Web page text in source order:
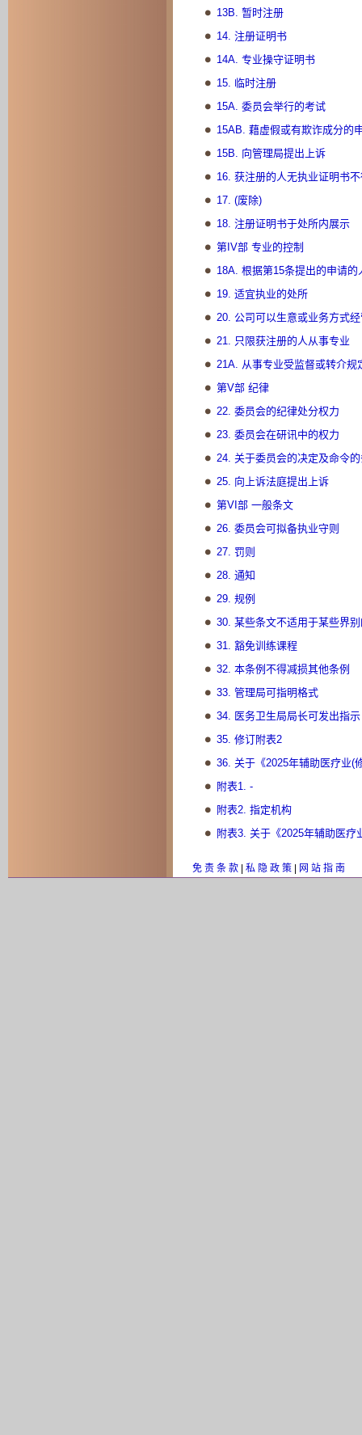
13B. 暂时注册
14. 注册证明书
14A. 专业操守证明书
15. 临时注册
15A. 委员会举行的考试
15AB. 藉虚假或有欺诈成分的
15B. 向管理局提出上诉
16. 获注册的人无执业证明书
17. (废除)
18. 注册证明书于处所内展示
第IV部 专业的控制
18A. 根据第15条提出的申请的
19. 适宜执业的处所
20. 公司可以生意或业务方式
21. 只限获注册的人从事专业
21A. 从事专业受监督或转介规
第V部 纪律
22. 委员会的纪律处分权力
23. 委员会在研讯中的权力
24. 关于委员会的决定及命令
25. 向上诉法庭提出上诉
第VI部 一般条文
26. 委员会可拟备执业守则
27. 罚则
28. 通知
29. 规例
30. 某些条文不适用于某些界
31. 豁免训练课程
32. 本条例不得减损其他条例
33. 管理局可指明格式
34. 医务卫生局局长可发出指示
35. 修订附表2
36. 关于《2025年辅助医疗业(
附表1. -
附表2. 指定机构
附表3. 关于《2025年辅助医
赋权条文
免 责 条 款 私 隐 政 策 网 站 指 南